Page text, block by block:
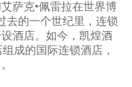
萨克•佩雷拉在世界博
去的一个世纪里，连锁
酒店。如今，凯煌酒
成的国际连锁酒店，